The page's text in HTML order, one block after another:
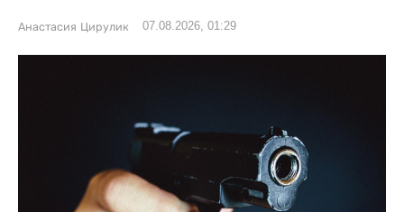
Анастасия Цирулик 07.08.2026, 01:29